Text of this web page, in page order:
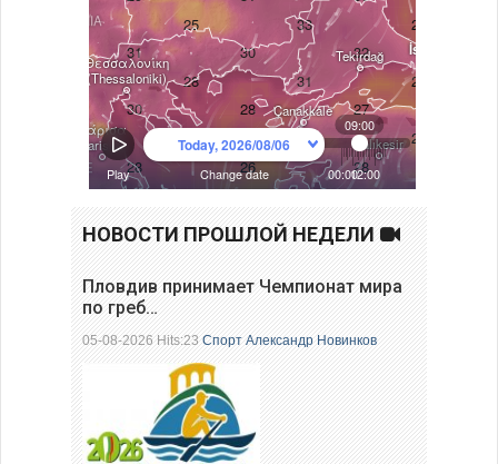
НОВОСТИ ПРОШЛОЙ НЕДЕЛИ
Пловдив принимает Чемпионат мира
по греб…
05-08-2026 Hits:23Спорт Александр Новинков